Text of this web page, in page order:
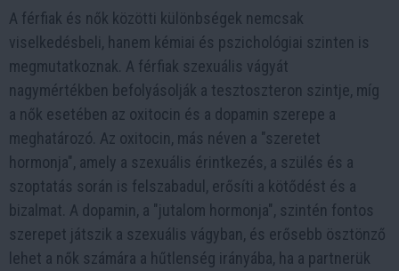
A férfiak és nők közötti különbségek nemcsak
viselkedésbeli, hanem kémiai és pszichológiai szinten is
megmutatkoznak. A férfiak szexuális vágyát
nagymértékben befolyásolják a tesztoszteron szintje, míg
a nők esetében az oxitocin és a dopamin szerepe a
meghatározó. Az oxitocin, más néven a "szeretet
hormonja", amely a szexuális érintkezés, a szülés és a
szoptatás során is felszabadul, erősíti a kötődést és a
bizalmat. A dopamin, a "jutalom hormonja", szintén fontos
szerepet játszik a szexuális vágyban, és erősebb ösztönző
lehet a nők számára a hűtlenség irányába, ha a partnerük